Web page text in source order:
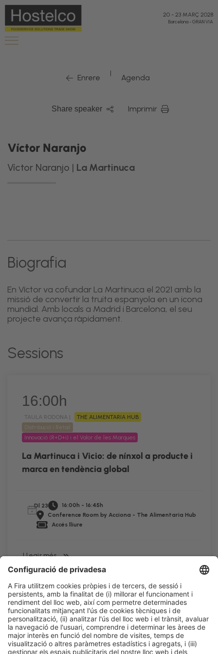
20 - 23 MARÇ 2028
Barcelona-GRAN VIA
Enrere | Agenda
Share speaker Imprimir
Víctor Naranjo
Víctor Naranjo | La Martinuca
Biografia
En Víctor va cofundar La Martinuca el 2021 amb la
missió de convertir la truita espanyola en un icona
mundial. Amb locals a Madrid i Barcelona, el seu
projecte avança ràpidament.
Sessions
16:00h
TAULA RODONA |
THE ALIMENTARIA HUB
Distribució i Retail
Innovació (R+D+i) i el Valor de les Marques
La Martinuca i Vicio: de nínxol a producte i
marca en tendència global
Dl 23
16:00h - 16:45h
Conference Room by Acciona - The Alimentaria Hub
Accés lliure
LLegir més